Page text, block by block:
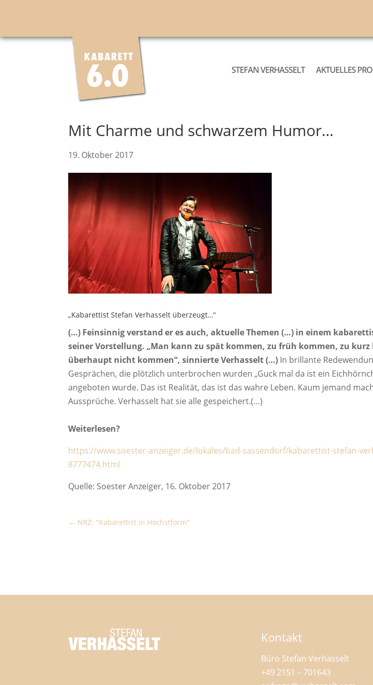
STEFAN VERHASSELT AKTUELLES
Mit Charme und schwarzem Humor…
19. Oktober 2017
„Kabarettist Stefan Verhasselt überzeugt…“
(…) Feinsinnig verstand er es auch, aktuelle Themen (…) in einem
seiner Vorstellung. „Man kann zu spät kommen, zu früh kommen, zu
überhaupt nicht kommen“, sinnierte Verhasselt (…) In brillante
Gesprächen, die plötzlich unterbrochen wurden „Guck mal da ist ein
angeboten wurde. Das ist Realität, das ist das wahre Leben. Kaum jemand
Aussprüche. Verhasselt hat sie alle gespeichert.(…)
Weiterlesen?
https://www.soester-anzeiger.de/lokales/bad-sassendorf/kabarettist-stefan-
8777474.html
Quelle: Soester Anzeiger, 16. Oktober 2017
NRZ: "Kabarettist in Höchstform"
Kontakt
Büro Stefan Verhasselt
+49 2151 – 701643